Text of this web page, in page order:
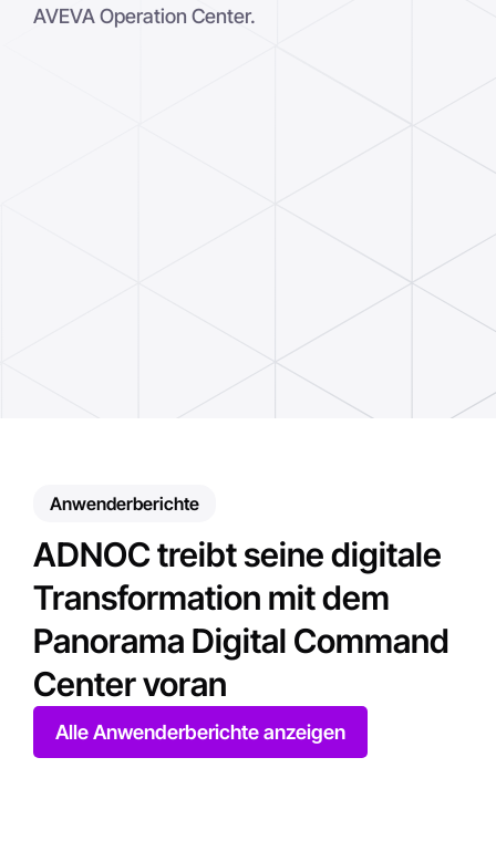
AVEVA Operation Center.
Anwenderberichte
ADNOC treibt seine digitale
Transformation mit dem
Panorama Digital Command
Center voran
Alle Anwenderberichte anzeigen